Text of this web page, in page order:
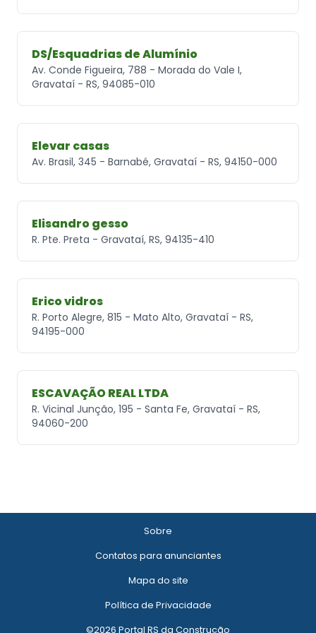
DS/Esquadrias de Alumínio
Av. Conde Figueira, 788 - Morada do Vale I,
Gravataí - RS, 94085-010
Elevar casas
Av. Brasil, 345 - Barnabé, Gravataí - RS, 94150-000
Elisandro gesso
R. Pte. Preta - Gravataí, RS, 94135-410
Erico vidros
R. Porto Alegre, 815 - Mato Alto, Gravataí - RS,
94195-000
ESCAVAÇÃO REAL LTDA
R. Vicinal Junção, 195 - Santa Fe, Gravataí - RS,
94060-200
Sobre
Contatos para anunciantes
Mapa do site
Política de Privacidade
©2026 Portal RS da Construção